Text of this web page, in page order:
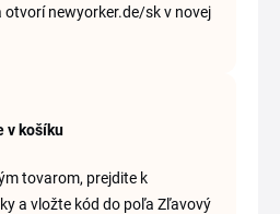
otvorí newyorker.de/sk v novej
v košíku
tovarom, prejdite k
a vložte kód do poľa Zľavový